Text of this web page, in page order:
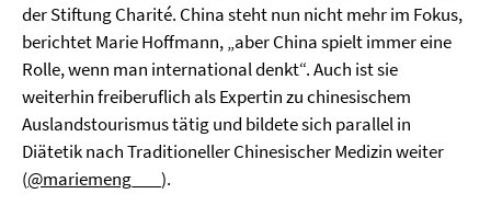
der Stiftung Charité. China steht nun nicht mehr im Fokus,
berichtet Marie Hoffmann, „aber China spielt immer eine
Rolle, wenn man international denkt“. Auch ist sie
weiterhin freiberuflich als Expertin zu chinesischem
Auslandstourismus tätig und bildete sich parallel in
Diätetik nach Traditioneller Chinesischer Medizin weiter
(@mariemeng___ ).